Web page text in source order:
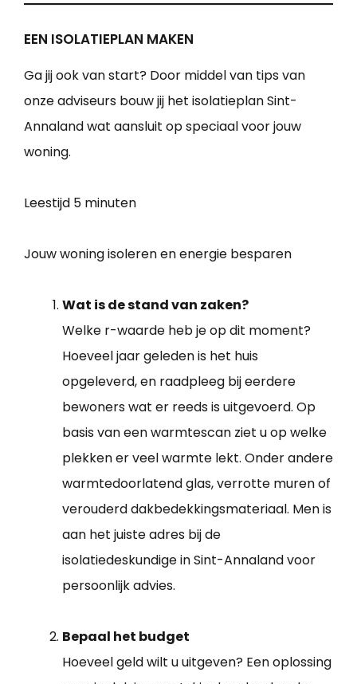
EEN ISOLATIEPLAN MAKEN
Ga jij ook van start? Door middel van tips van
onze adviseurs bouw jij het isolatieplan Sint-
Annaland wat aansluit op speciaal voor jouw
woning.
Leestijd 5 minuten
Jouw woning isoleren en energie besparen
Wat is de stand van zaken?
Welke r-waarde heb je op dit moment?
Hoeveel jaar geleden is het huis
opgeleverd, en raadpleeg bij eerdere
bewoners wat er reeds is uitgevoerd. Op
basis van een warmtescan ziet u op welke
plekken er veel warmte lekt. Onder andere
warmtedoorlatend glas, verrotte muren of
verouderd dakbedekkingsmateriaal. Men is
aan het juiste adres bij de
isolatiedeskundige in Sint-Annaland voor
persoonlijk advies.
Bepaal het budget
Hoeveel geld wilt u uitgeven? Een oplossing